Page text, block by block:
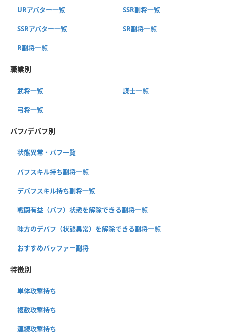
URアバター一覧 SSR副将一覧
SSRアバター一覧 SR副将一覧
R副将一覧
職業別
武将一覧 謀士一覧
弓将一覧
バフ/デバフ別
状態異常・バフ一覧
バフスキル持ち副将一覧
デバフスキル持ち副将一覧
戦闘有益（バフ）状態を解除できる副将一覧
味方のデバフ（状態異常）を解除できる副将一覧
おすすめバッファー副将
特徴別
単体攻撃持ち
複数攻撃持ち
連続攻撃持ち